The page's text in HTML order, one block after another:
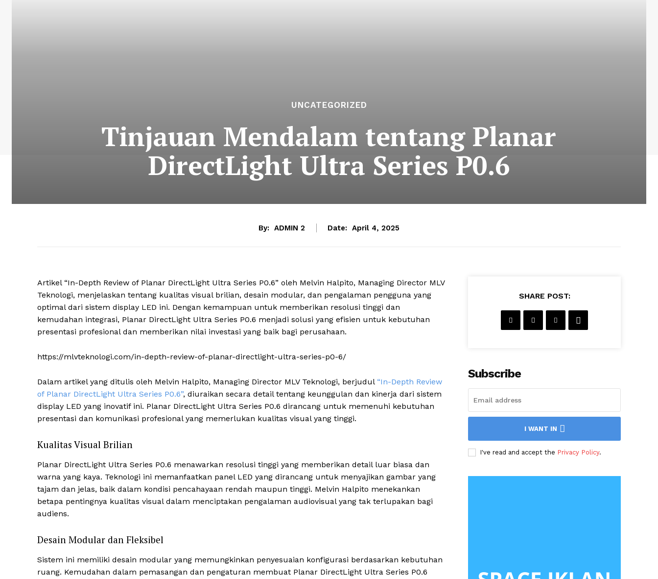
UNCATEGORIZED
Tinjauan Mendalam tentang Planar
DirectLight Ultra Series P0.6
By: ADMIN 2 Date: April 4, 2025
Artikel “In-Depth Review of Planar DirectLight Ultra Series P0.6” oleh Melvin Halpito, Managing Director MLV
Teknologi, menjelaskan tentang kualitas visual brilian, desain modular, dan pengalaman pengguna yang
optimal dari sistem display LED ini. Dengan kemampuan untuk memberikan resolusi tinggi dan
kemudahan integrasi, Planar DirectLight Ultra Series P0.6 menjadi solusi yang efisien untuk kebutuhan
presentasi profesional dan memberikan nilai investasi yang baik bagi perusahaan.
https://mlvteknologi.com/in-depth-review-of-planar-directlight-ultra-series-p0-6/
Dalam artikel yang ditulis oleh Melvin Halpito, Managing Director MLV Teknologi, berjudul “In-Depth Review
of Planar DirectLight Ultra Series P0.6”, diuraikan secara detail tentang keunggulan dan kinerja dari sistem
display LED yang inovatif ini. Planar DirectLight Ultra Series P0.6 dirancang untuk memenuhi kebutuhan
presentasi dan komunikasi profesional yang memerlukan kualitas visual yang tinggi.
Kualitas Visual Brilian
Planar DirectLight Ultra Series P0.6 menawarkan resolusi tinggi yang memberikan detail luar biasa dan
warna yang kaya. Teknologi ini memanfaatkan panel LED yang dirancang untuk menyajikan gambar yang
tajam dan jelas, baik dalam kondisi pencahayaan rendah maupun tinggi. Melvin Halpito menekankan
betapa pentingnya kualitas visual dalam menciptakan pengalaman audiovisual yang tak terlupakan bagi
audiens.
Desain Modular dan Fleksibel
Sistem ini memiliki desain modular yang memungkinkan penyesuaian konfigurasi berdasarkan kebutuhan
ruang. Kemudahan dalam pemasangan dan pengaturan membuat Planar DirectLight Ultra Series P0.6
SHARE POST:
Subscribe
I WANT IN
I've read and accept the Privacy Policy.